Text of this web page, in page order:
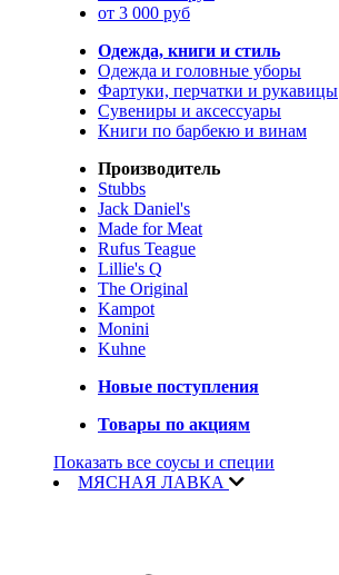
от 3 000 руб
Одежда, книги и стиль
Одежда и головные уборы
Фартуки, перчатки и рукавицы
Сувениры и аксессуары
Книги по барбекю и винам
Производитель
Stubbs
Jack Daniel's
Made for Meat
Rufus Teague
Lillie's Q
The Original
Kampot
Monini
Kuhne
Новые поступления
Товары по акциям
Показать все соусы и специи
МЯСНАЯ ЛАВКА